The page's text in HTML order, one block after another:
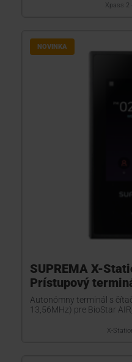
Xpass 2
NOVINKA
SUPREMA X-
Prístupový
Autonómny terminál s
13,56MHz) pre BioStar
X-